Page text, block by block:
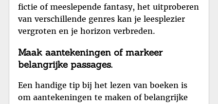
fictie of meeslepende fantasy, het uitproberen
van verschillende genres kan je leesplezier
vergroten en je horizon verbreden.
Maak aantekeningen of markeer
belangrijke passages.
Een handige tip bij het lezen van boeken is
om aantekeningen te maken of belangrijke